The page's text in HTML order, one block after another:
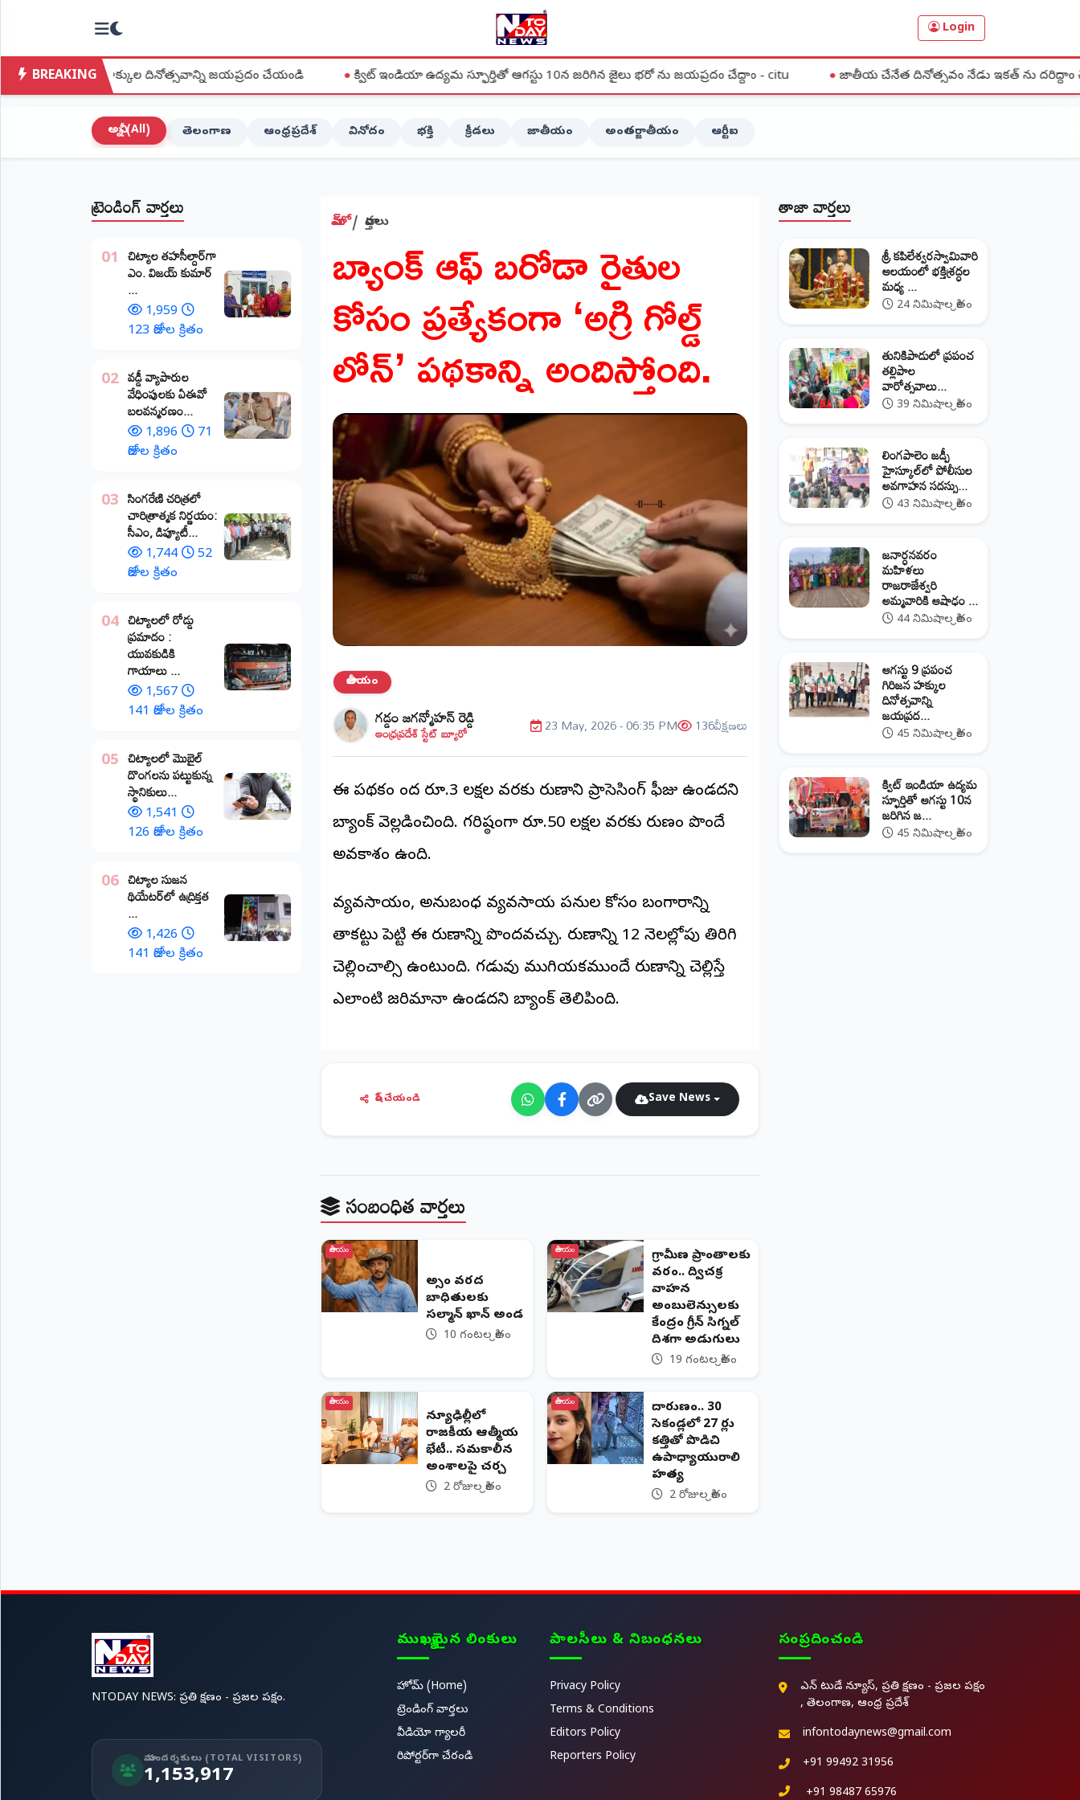
NTODAY×
హోమ్
Login
BREAKING
హక్కుల దినోత్సవాన్ని జయప్రదం చేయండి ●క్విట్ ఇండియా ఉద్యమ స్ఫూర్తితో ఆగస్టు 10న జరిగిన జైలు భరో ను జయప్రదం చేద్దాం - citu ●జాతీయ చేనేత దినోత్సవం నేడు ఇకత్ ను దరిద్దాం చేనేతను
అన్నీ (All) తెలంగాణ ఆంధ్రప్రదేశ్ వినోదం భక్తి క్రీడలు జాతీయం అంతర్జాతీయం ఆర్టీఐ
ట్రెండింగ్ వార్తలు
01 ​చిట్యాల తహసీల్దార్‌గా
ఎం. విజయ్ కుమార్
...
1,959
123 రోజుల క్రితం
02 వడ్డీ వ్యాపారుల
వేధింపులకు ఏఈవో
బలవన్మరణం...
1,896
71
రోజుల క్రితం
03 ​సింగరేణి చరిత్రలో
చారిత్రాత్మక నిర్ణయం:
సీఎం, డిప్యూటీ...
1,744
52
రోజుల క్రితం
04 చిట్యాలలో రోడ్డు
ప్రమాదం :
యువకుడికి
గాయాలు ​...
1,567
141 రోజుల క్రితం
05 చిట్యాలలో మొబైల్
దొంగలను పట్టుకున్న
స్థానికులు...
1,541
126 రోజుల క్రితం
06 చిట్యాల సుజన
థియేటర్‌లో ఉద్రిక్తత
...
1,426
141 రోజుల క్రితం
హోమ్ వార్తలు
బ్యాంక్ ఆఫ్ బరోడా రైతుల
కోసం ప్రత్యేకంగా ‘అగ్రి గోల్డ్
లోన్’ పథకాన్ని అందిస్తోంది.
జాతీయం
గడ్డం జగన్మోహన్ రెడ్డి
ఆంధ్రప్రదేశ్ స్టేట్ బ్యూరో 23 May, 2026 - 06:35 PM 136వీక్షణలు
ఈ పథకం కింద రూ.3 లక్షల వరకు రుణానికి ప్రాసెసింగ్ ఫీజు ఉండదని
బ్యాంక్ వెల్లడించింది. గరిష్ఠంగా రూ.50 లక్షల వరకు రుణం పొందే
అవకాశం ఉంది.
వ్యవసాయం, అనుబంధ వ్యవసాయ పనుల కోసం బంగారాన్ని
తాకట్టు పెట్టి ఈ రుణాన్ని పొందవచ్చు. రుణాన్ని 12 నెలల్లోపు తిరిగి
చెల్లించాల్సి ఉంటుంది. గడువు ముగియకముందే రుణాన్ని చెల్లిస్తే
ఎలాంటి జరిమానా ఉండదని బ్యాంక్ తెలిపింది.
షేర్ చేయండి Save News
సంబంధిత వార్తలు
జాతీయం
అస్సాం వరద
బాధితులకు
సల్మాన్ ఖాన్ అండ
10 గంటల క్రితం
జాతీయం
గ్రామీణ ప్రాంతాలకు
వరం.. ద్విచక్ర
వాహన
అంబులెన్సులకు
కేంద్రం గ్రీన్ సిగ్నల్
దిశగా అడుగులు
19 గంటల క్రితం
జాతీయం
న్యూఢిల్లీలో
రాజకీయ ఆత్మీయ
భేటీ.. సమకాలీన
అంశాలపై చర్చ
2 రోజుల క్రితం
జాతీయం
దారుణం.. 30
సెకండ్లలో 27 సార్లు
కత్తితో పొడిచి
ఉపాధ్యాయురాలి
హత్య
2 రోజుల క్రితం
తాజా వార్తలు
శ్రీ కపిలేశ్వరస్వామివారి
ఆలయంలో భక్తిశ్రద్ధల
మధ్య ...
24 నిమిషాల క్రితం
తునికిపాడులో ప్రపంచ
తల్లిపాల
వారోత్సవాలు...
39 నిమిషాల క్రితం
లింగపాలెం జడ్పీ
హైస్కూల్‌లో పోలీసుల
అవగాహన సదస్సు...
43 నిమిషాల క్రితం
జనార్ధనవరం
మహిళలు
రాజరాజేశ్వరి
అమ్మవారికి ఆషాఢం ...
44 నిమిషాల క్రితం
ఆగస్టు 9 ప్రపంచ
గిరిజన హక్కుల
దినోత్సవాన్ని
జయప్రద...
45 నిమిషాల క్రితం
క్విట్ ఇండియా ఉద్యమ
స్ఫూర్తితో ఆగస్టు 10న
జరిగిన జ...
45 నిమిషాల క్రితం
NTODAY NEWS: ప్రతి క్షణం - ప్రజల పక్షం.
మా సందర్శకులు (TOTAL VISITORS)
1,153,917
ముఖ్యమైన లింకులు
హోమ్ (Home)
ట్రెండింగ్ వార్తలు
వీడియో గ్యాలరీ
రిపోర్టర్‌గా చేరండి
పాలసీలు & నిబంధనలు
Privacy Policy
Terms & Conditions
Editors Policy
Reporters Policy
సంప్రదించండి
ఎన్ టుడే న్యూస్, ప్రతి క్షణం - ప్రజల పక్షం
, తెలంగాణ, ఆంధ్ర ప్రదేశ్
infontodaynews@gmail.com
+91 99492 31956
+91 98487 65976